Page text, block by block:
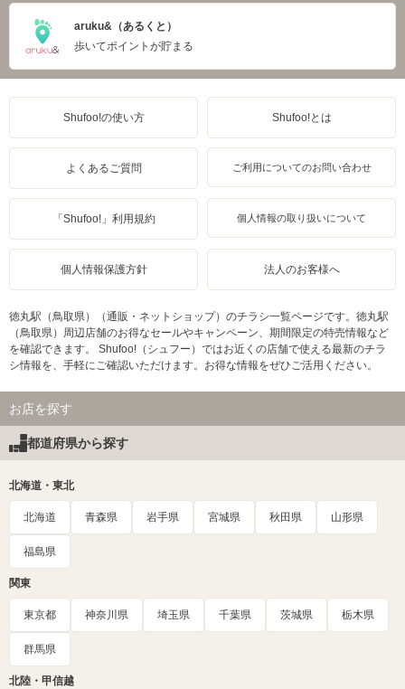
aruku&（あるくと）
歩いてポイントが貯まる
Shufoo!の使い方 Shufoo!とは
よくあるご質問 ご利用についてのお問い合わせ
「Shufoo!」利用規約 個人情報の取り扱いについて
個人情報保護方針 法人のお客様へ
徳丸駅（鳥取県）（通販・ネットショップ）のチラシ一覧ページです。徳丸駅
（鳥取県）周辺店舗のお得なセールやキャンペーン、期間限定の特売情報など
を確認できます。 Shufoo!（シュフー）ではお近くの店舗で使える最新のチラ
シ情報を、手軽にご確認いただけます。お得な情報をぜひご活用ください。
お店を探す
都道府県から探す
北海道・東北
北海道 青森県 岩手県 宮城県 秋田県 山形県
福島県
関東
東京都 神奈川県 埼玉県 千葉県 茨城県 栃木県
群馬県
北陸・甲信越